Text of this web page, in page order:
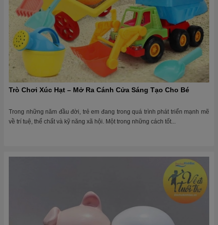
Trò Chơi Xúc Hạt – Mở Ra Cánh Cửa Sáng Tạo Cho Bé
Trong những năm đầu đời, trẻ em đang trong quá trình phát triển mạnh mẽ
về trí tuệ, thể chất và kỹ năng xã hội. Một trong những cách tốt...